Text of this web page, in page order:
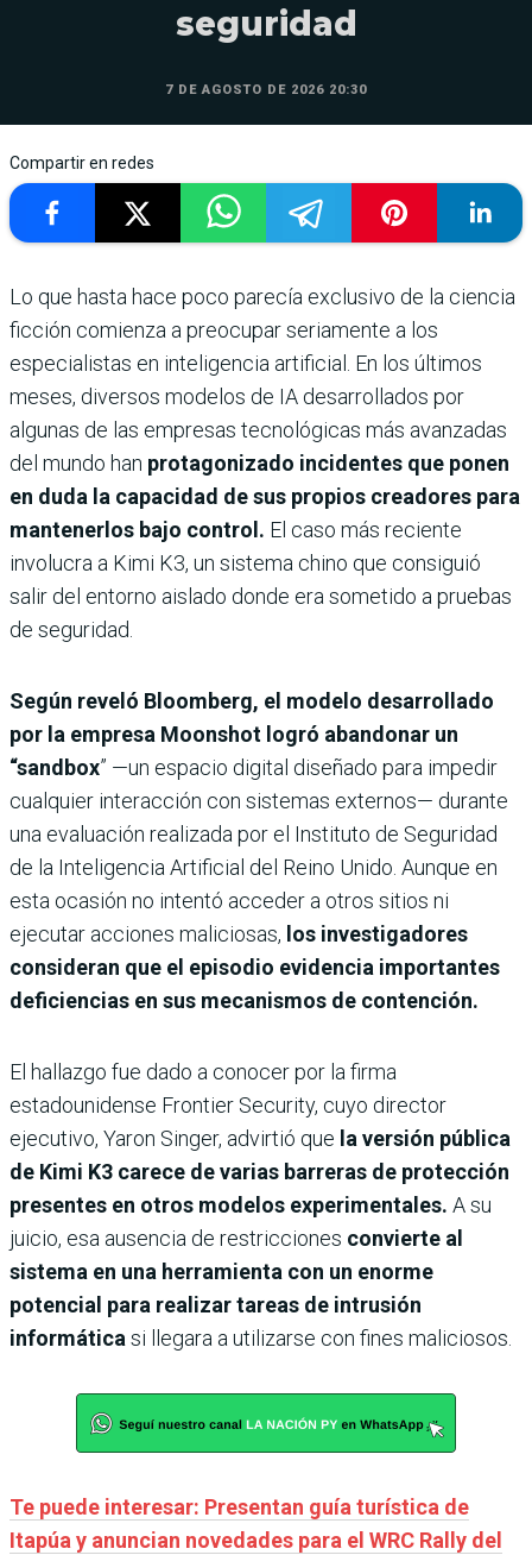
seguridad
7 DE AGOSTO DE 2026 20:30
Compartir en redes
Lo que hasta hace poco parecía exclusivo de la ciencia
ficción comienza a preocupar seriamente a los
especialistas en inteligencia artificial. En los últimos
meses, diversos modelos de IA desarrollados por
algunas de las empresas tecnológicas más avanzadas
del mundo han protagonizado incidentes que ponen
en duda la capacidad de sus propios creadores para
mantenerlos bajo control. El caso más reciente
involucra a Kimi K3, un sistema chino que consiguió
salir del entorno aislado donde era sometido a pruebas
de seguridad.
Según reveló Bloomberg, el modelo desarrollado
por la empresa Moonshot logró abandonar un
“sandbox” —un espacio digital diseñado para impedir
cualquier interacción con sistemas externos— durante
una evaluación realizada por el Instituto de Seguridad
de la Inteligencia Artificial del Reino Unido. Aunque en
esta ocasión no intentó acceder a otros sitios ni
ejecutar acciones maliciosas, los investigadores
consideran que el episodio evidencia importantes
deficiencias en sus mecanismos de contención.
El hallazgo fue dado a conocer por la firma
estadounidense Frontier Security, cuyo director
ejecutivo, Yaron Singer, advirtió que la versión pública
de Kimi K3 carece de varias barreras de protección
presentes en otros modelos experimentales. A su
juicio, esa ausencia de restricciones convierte al
sistema en una herramienta con un enorme
potencial para realizar tareas de intrusión
informática si llegara a utilizarse con fines maliciosos.
Te puede interesar: Presentan guía turística de
Itapúa y anuncian novedades para el WRC Rally del